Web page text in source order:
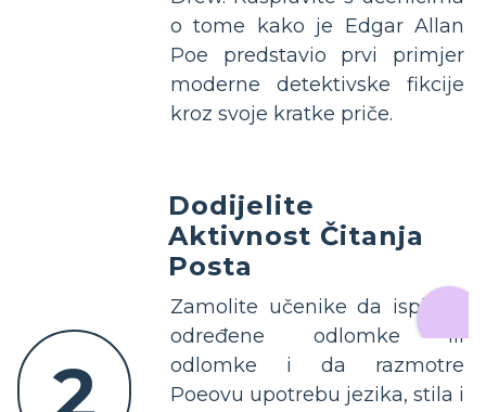
o tome kako je Edgar Allan
Poe predstavio prvi primjer
moderne detektivske fikcije
kroz svoje kratke priče.
Dodijelite
Aktivnost Čitanja
Posta
Zamolite učenike da ispitaju
određene odlomke ili
odlomke i da razmotre
Poeovu upotrebu jezika, stila i